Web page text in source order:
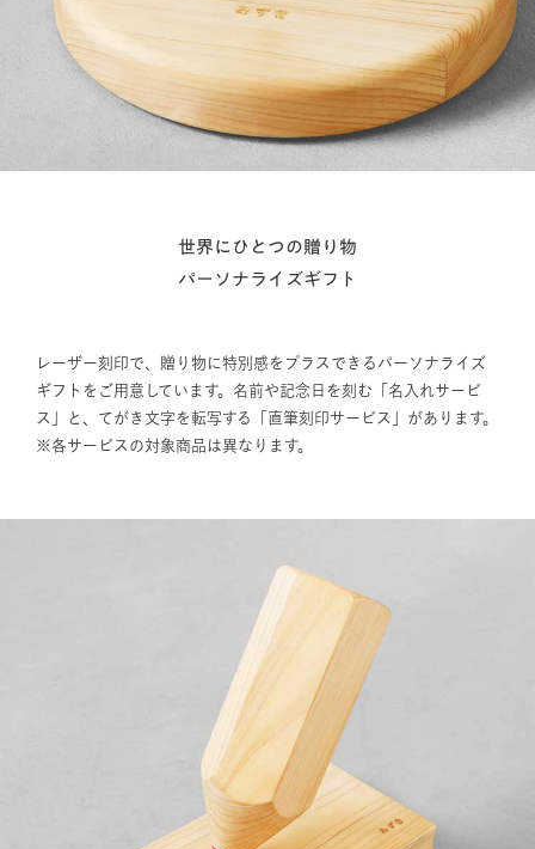
世界にひとつの贈り物
パーソナライズギフト
レーザー刻印で、贈り物に特別感をプラスできるパーソナライズ
ギフトをご用意しています。名前や記念日を刻む「名入れサービ
ス」と、てがき文字を転写する「直筆刻印サービス」があります。
※各サービスの対象商品は異なります。